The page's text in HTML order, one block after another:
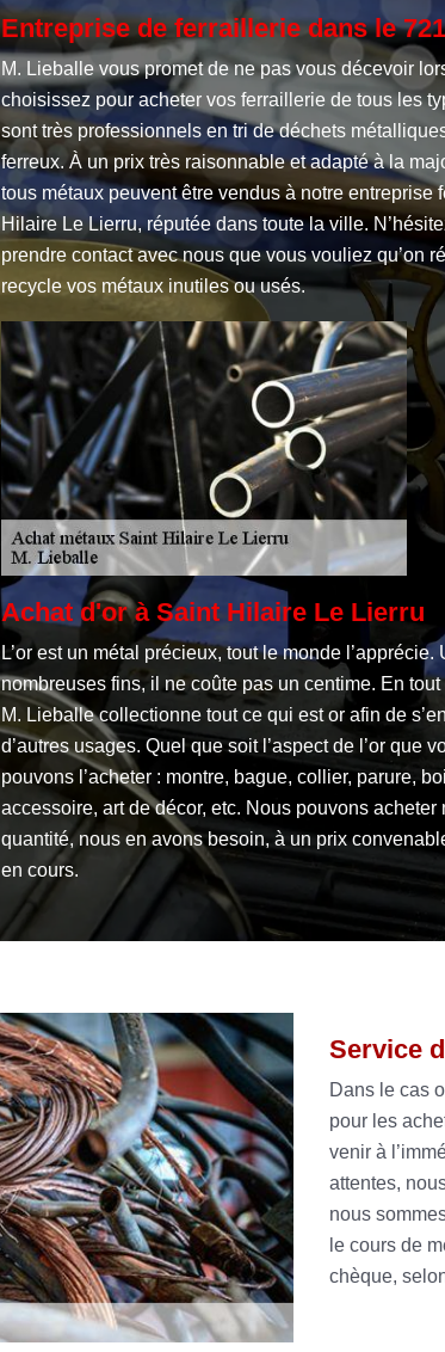
Entreprise de ferraillerie dans le
M. Lieballe vous promet de ne pas vous décevoir
choisissez pour acheter vos ferraillerie de tous les
sont très professionnels en tri de déchets
ferreux. À un prix très raisonnable et adapté à la
tous métaux peuvent être vendus à notre entreprise
Hilaire Le Lierru, réputée dans toute la ville.
prendre contact avec nous que vous vouliez qu’on
recycle vos métaux inutiles ou usés.
Achat d'or à Saint Hilaire Le Lierru
L’or est un métal précieux, tout le monde l’apprécie.
nombreuses fins, il ne coûte pas un centime. En
M. Lieballe collectionne tout ce qui est or afin de
d’autres usages. Quel que soit l’aspect de l’or que
pouvons l’acheter : montre, bague, collier, parure,
accessoire, art de décor, etc. Nous pouvons acheter
quantité, nous en avons besoin, à un prix
en cours.
Service
Dans le cas
pour les
venir à
attentes,
nous
le cours de
chèque,